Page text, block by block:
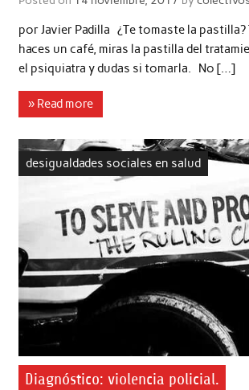
por Javier Padilla ¿Te tomaste la pastilla?
haces un café, miras la pastilla del
el psiquiatra y dudas si tomarla. No […]
» Read more
desigualdades sociales en salud
Diagnóstico: violencia policial.